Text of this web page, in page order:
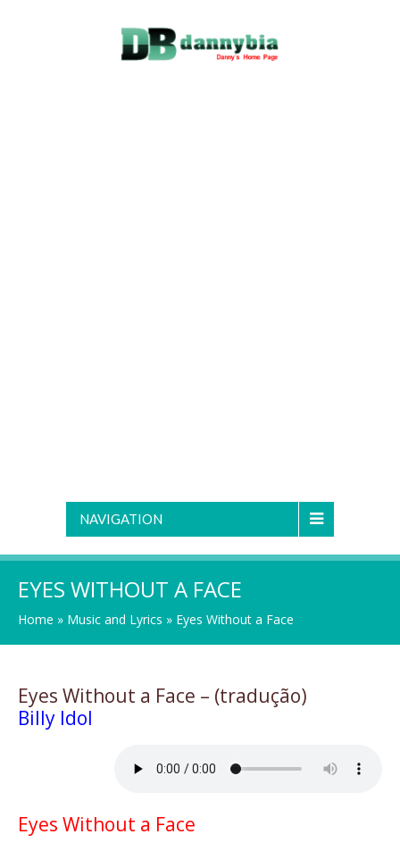
NAVIGATION
EYES WITHOUT A FACE
Home » Music and Lyrics » Eyes Without a Face
Eyes Without a Face – (tradução)
Billy Idol
Eyes Without a Face